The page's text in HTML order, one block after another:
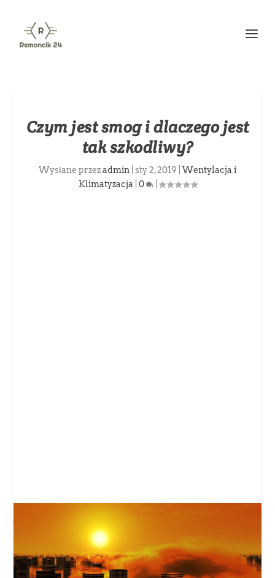
Czym jest smog i dlaczego jest
tak szkodliwy?
Wysłane przezadmin sty 2, 2019
Wentylacja i
Klimatyzacja
0 |